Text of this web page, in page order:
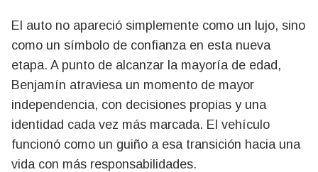
El auto no apareció simplemente como un lujo, sino
como un símbolo de confianza en esta nueva
etapa. A punto de alcanzar la mayoría de edad,
Benjamín atraviesa un momento de mayor
independencia, con decisiones propias y una
identidad cada vez más marcada. El vehículo
funcionó como un guiño a esa transición hacia una
vida con más responsabilidades.